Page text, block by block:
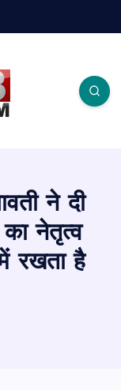
ने दी
का नेतृत्व
रखता है